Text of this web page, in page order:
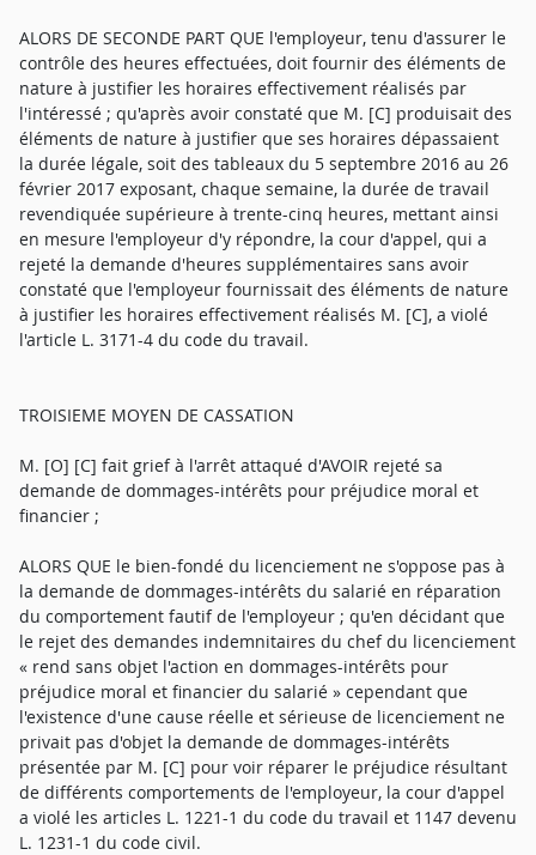
ALORS DE SECONDE PART QUE l'employeur, tenu d'assurer le
contrôle des heures effectuées, doit fournir des éléments de
nature à justifier les horaires effectivement réalisés par
l'intéressé ; qu'après avoir constaté que M. [C] produisait des
éléments de nature à justifier que ses horaires dépassaient
la durée légale, soit des tableaux du 5 septembre 2016 au 26
février 2017 exposant, chaque semaine, la durée de travail
revendiquée supérieure à trente-cinq heures, mettant ainsi
en mesure l'employeur d'y répondre, la cour d'appel, qui a
rejeté la demande d'heures supplémentaires sans avoir
constaté que l'employeur fournissait des éléments de nature
à justifier les horaires effectivement réalisés M. [C], a violé
l'article L. 3171-4 du code du travail.
TROISIEME MOYEN DE CASSATION
M. [O] [C] fait grief à l'arrêt attaqué d'AVOIR rejeté sa
demande de dommages-intérêts pour préjudice moral et
financier ;
ALORS QUE le bien-fondé du licenciement ne s'oppose pas à
la demande de dommages-intérêts du salarié en réparation
du comportement fautif de l'employeur ; qu'en décidant que
le rejet des demandes indemnitaires du chef du licenciement
« rend sans objet l'action en dommages-intérêts pour
préjudice moral et financier du salarié » cependant que
l'existence d'une cause réelle et sérieuse de licenciement ne
privait pas d'objet la demande de dommages-intérêts
présentée par M. [C] pour voir réparer le préjudice résultant
de différents comportements de l'employeur, la cour d'appel
a violé les articles L. 1221-1 du code du travail et 1147 devenu
L. 1231-1 du code civil.